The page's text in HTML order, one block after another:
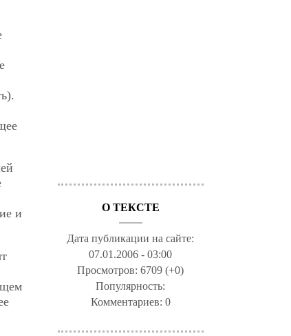
и
О ТЕКСТЕ
Дата публикации на сайте:
07.01.2006 - 03:00
Просмотров:6709 (+0)
Популярность:
Комментариев: 0